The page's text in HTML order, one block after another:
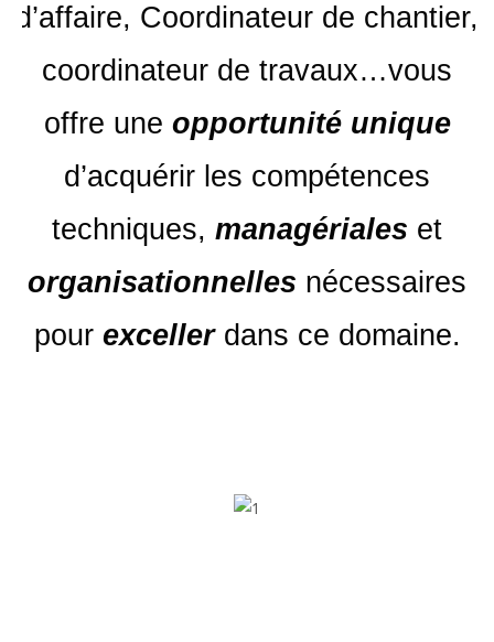
d’affaire, Coordinateur de chantier,
coordinateur de travaux…vous
offre une opportunité unique
d’acquérir les compétences
techniques, managériales et
organisationnelles nécessaires
pour excellerdans ce domaine.